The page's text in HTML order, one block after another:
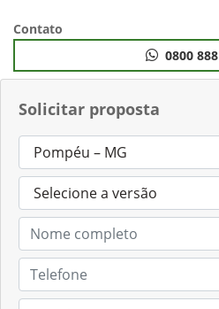
Solicitar proposta
Contato
0800